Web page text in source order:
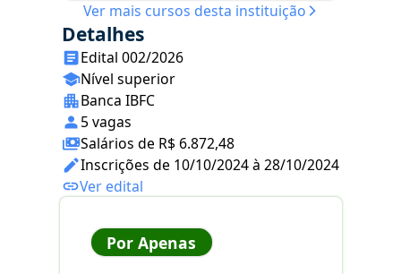
Ver mais cursos desta instituição
Detalhes
Edital 002/2026
Nível superior
Banca IBFC
5 vagas
Salários de R$ 6.872,48
Inscrições de 10/10/2024 à 28/10/2024
Ver edital
Por Apenas